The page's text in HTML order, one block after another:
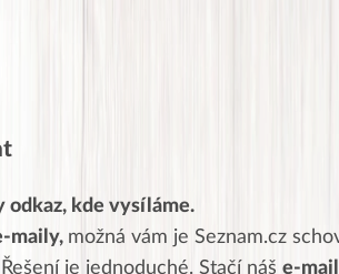
odkaz, kde vysíláme.
maily, možná vám je Seznam.cz
Řešení je jednoduché. Stačí náš e-